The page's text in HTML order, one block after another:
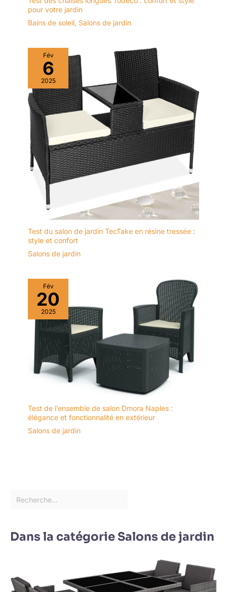
pour votre jardin
Bains de soleil, Salons de jardin
Fév
6
2025
Test du salon de jardin TecTake en résine tressée :
style et confort
Salons de jardin
Fév
20
2025
Test de l’ensemble de salon Dmora Naples :
élégance et fonctionnalité en extérieur
Salons de jardin
Dans la catégorie Salons de jardin